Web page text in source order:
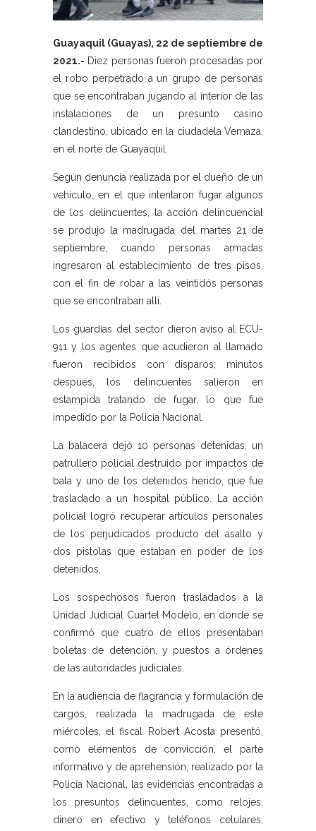
Guayaquil (Guayas), 22 de septiembre de
2021.- Diez personas fueron procesadas por
el robo perpetrado a un grupo de personas
que se encontraban jugando al interior de las
instalaciones de un presunto casino
clandestino, ubicado en la ciudadela Vernaza,
en el norte de Guayaquil.
Según denuncia realizada por el dueño de un
vehículo, en el que intentaron fugar algunos
de los delincuentes, la acción delincuencial
se produjo la madrugada del martes 21 de
septiembre, cuando personas armadas
ingresaron al establecimiento de tres pisos,
con el fin de robar a las veintidós personas
que se encontraban allí.
Los guardias del sector dieron aviso al ECU-
911 y los agentes que acudieron al llamado
fueron recibidos con disparos; minutos
después, los delincuentes salieron en
estampida tratando de fugar, lo que fue
impedido por la Policía Nacional.
La balacera dejó 10 personas detenidas, un
patrullero policial destruido por impactos de
bala y uno de los detenidos herido, que fue
trasladado a un hospital público. La acción
policial logró recuperar artículos personales
de los perjudicados producto del asalto y
dos pistolas que estaban en poder de los
detenidos.
Los sospechosos fueron trasladados a la
Unidad Judicial Cuartel Modelo, en donde se
confirmó que cuatro de ellos presentaban
boletas de detención, y puestos a órdenes
de las autoridades judiciales.
En la audiencia de flagrancia y formulación de
cargos, realizada la madrugada de este
miércoles, el fiscal Robert Acosta presentó,
como elementos de convicción, el parte
informativo y de aprehensión, realizado por la
Policía Nacional, las evidencias encontradas a
los presuntos delincuentes, como relojes,
dinero en efectivo y teléfonos celulares,